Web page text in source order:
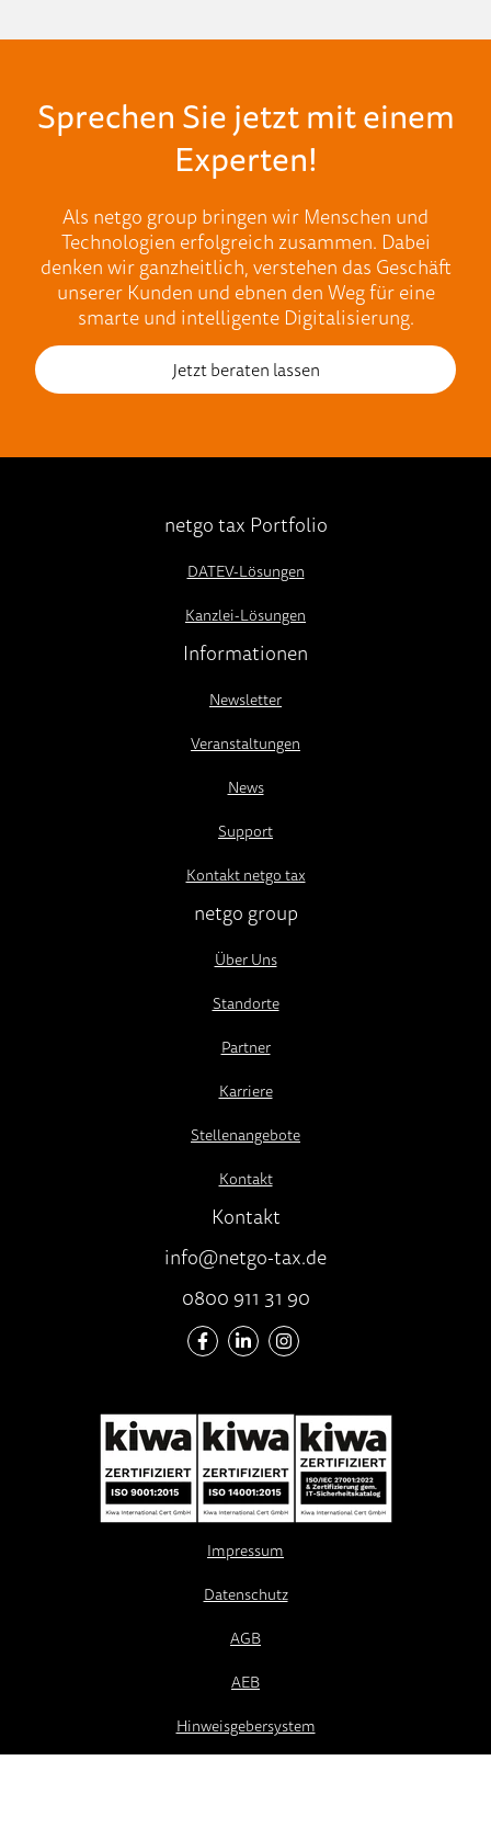
Sprechen Sie jetzt mit einem
Experten!
Als netgo group bringen wir Menschen und
Technologien erfolgreich zusammen. Dabei
denken wir ganzheitlich, verstehen das Geschäft
unserer Kunden und ebnen den Weg für eine
smarte und intelligente Digitalisierung.
Jetzt beraten lassen
netgo tax Portfolio
DATEV-Lösungen
Kanzlei-Lösungen
Informationen
Newsletter
Veranstaltungen
News
Support
Kontakt netgo tax
netgo group
Über Uns
Standorte
Partner
Karriere
Stellenangebote
Kontakt
Kontakt
info@netgo-tax.de
0800 911 31 90
2026 - netgo group GmbH
Impressum
Datenschutz
AGB
AEB
Hinweisgebersystem